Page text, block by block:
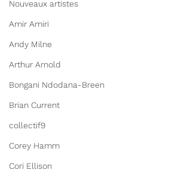
Nouveaux artistes
Amir Amiri
Andy Milne
Arthur Arnold
Bongani Ndodana-Breen
Brian Current
collectif9
Corey Hamm
Cori Ellison